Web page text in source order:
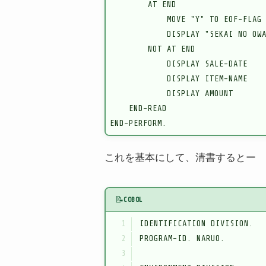
        AT END
            MOVE "Y" TO EOF-FLAG
DISPLAY "SEKAI NO
        NOT AT END
            DISPLAY SALE-DATE
            DISPLAY ITEM-NAME
            DISPLAY AMOUNT
    END-READ
これを基本にして、清書するとー
📝COBOL
  1
  2
  3